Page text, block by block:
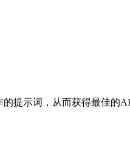
提示词，从而获得最佳的